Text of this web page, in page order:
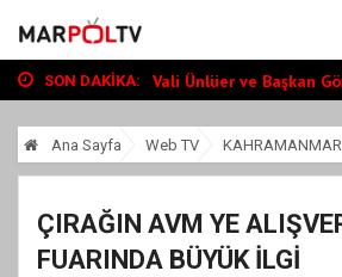
SON DAKIKA:
Başkan Toptaş,
Cumhurbaşkanı Erdoğan,
Vali Ünlüer ve Başkan
Ana Sayfa Web TV
ÇIRAĞIN AVM YE
FUARINDA BÜYÜK İLGİ